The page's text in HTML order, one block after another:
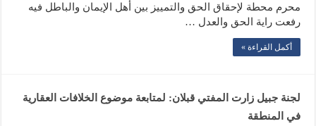
محرم محطة لإحقاق الحق والتمييز بين أهل الإيمان والباطل فيه
رفعت راية الحق والعدل …
أكمل القراءة »
لجنة جبيل زارت المفتي قبلان: لمتابعة موضوع الخلافات العقارية
في المنطقة